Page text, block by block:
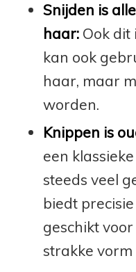
Snijden is
haar:Ook dit
kan ook
haar, maar
worden.
Knippen is
een
steeds veel
biedt
geschikt
strakke vorm